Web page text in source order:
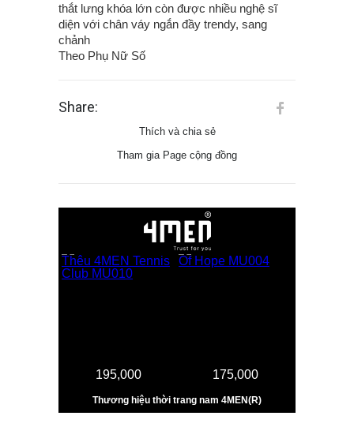
thắt lưng khóa lớn còn được nhiều nghệ sĩ
diện với chân váy ngắn đầy trendy, sang
chảnh
Theo Phụ Nữ Số
Share:
Thích và chia sẻ
Tham gia Page cộng đồng